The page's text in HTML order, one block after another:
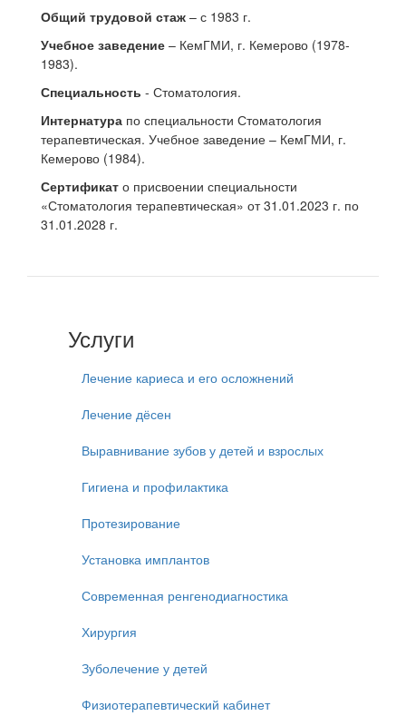
Общий трудовой стаж – с 1983 г.
Учебное заведение – КемГМИ, г. Кемерово (1978-
1983).
Специальность - Стоматология.
Интернатура по специальности Стоматология
терапевтическая. Учебное заведение – КемГМИ, г.
Кемерово (1984).
Сертификат о присвоении специальности
«Стоматология терапевтическая» от 31.01.2023 г. по
31.01.2028 г.
Услуги
Лечение кариеса и его осложнений
Лечение дёсен
Выравнивание зубов у детей и взрослых
Гигиена и профилактика
Протезирование
Установка имплантов
Современная ренгенодиагностика
Хирургия
Зуболечение у детей
Физиотерапевтический кабинет